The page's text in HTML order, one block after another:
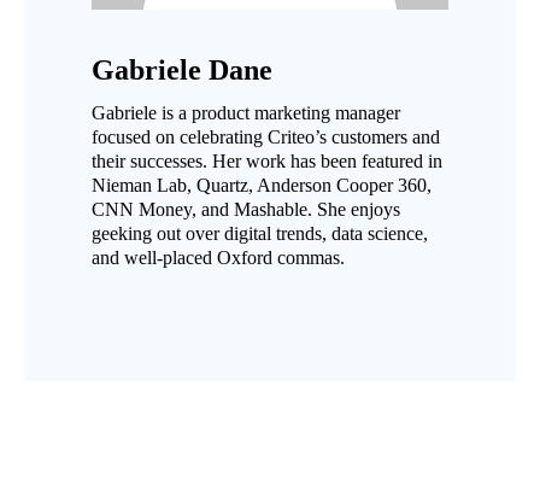
Gabriele Dane
Gabriele is a product marketing manager
focused on celebrating Criteo’s customers and
their successes. Her work has been featured in
Nieman Lab, Quartz, Anderson Cooper 360,
CNN Money, and Mashable. She enjoys
geeking out over digital trends, data science,
and well-placed Oxford commas.